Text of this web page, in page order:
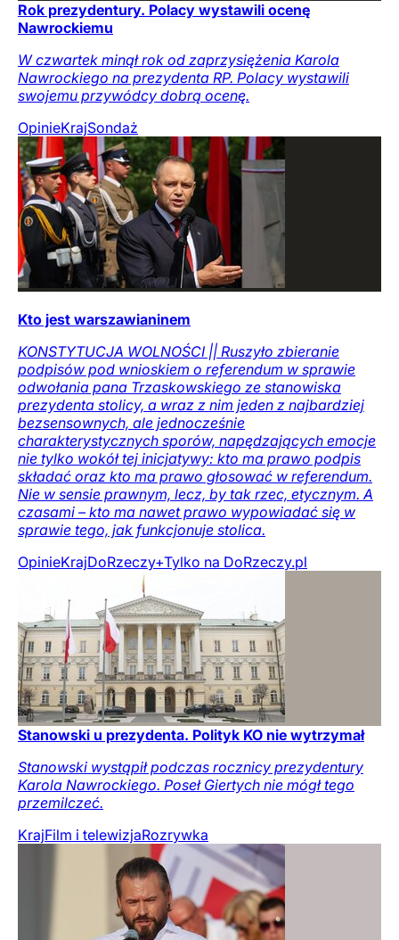
Rok prezydentury. Polacy wystawili ocenę
Nawrockiemu
W czwartek minął rok od zaprzysiężenia Karola
Nawrockiego na prezydenta RP. Polacy wystawili
swojemu przywódcy dobrą ocenę.
OpinieKrajSondaż
Kto jest warszawianinem
KONSTYTUCJA WOLNOŚCI || Ruszyło zbieranie
podpisów pod wnioskiem o referendum w sprawie
odwołania pana Trzaskowskiego ze stanowiska
prezydenta stolicy, a wraz z nim jeden z najbardziej
bezsensownych, ale jednocześnie
charakterystycznych sporów, napędzających emocje
nie tylko wokół tej inicjatywy: kto ma prawo podpis
składać oraz kto ma prawo głosować w referendum.
Nie w sensie prawnym, lecz, by tak rzec, etycznym. A
czasami – kto ma nawet prawo wypowiadać się w
sprawie tego, jak funkcjonuje stolica.
OpinieKrajDoRzeczy+Tylko na DoRzeczy.pl
Stanowski u prezydenta. Polityk KO nie wytrzymał
Stanowski wystąpił podczas rocznicy prezydentury
Karola Nawrockiego. Poseł Giertych nie mógł tego
przemilczeć.
KrajFilm i telewizjaRozrywka